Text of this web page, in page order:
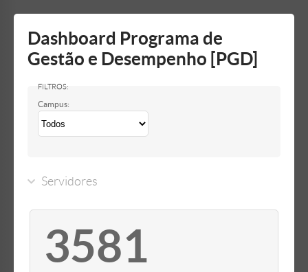
barra
Dashboard Programa de
Gestão e Desempenho [PGD]
Campus:
Servidores
3581